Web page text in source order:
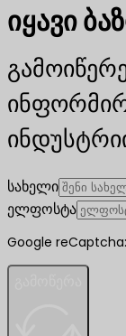
იყავი
სახელი
ელფოსტა
Google reCaptcha: